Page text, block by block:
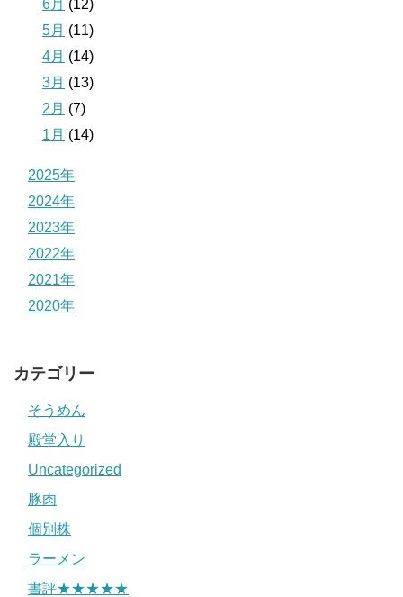
6月 (12)
5月 (11)
4月 (14)
3月 (13)
2月 (7)
1月 (14)
2025年
2024年
2023年
2022年
2021年
2020年
カテゴリー
そうめん
殿堂入り
Uncategorized
豚肉
個別株
ラーメン
書評★★★★★